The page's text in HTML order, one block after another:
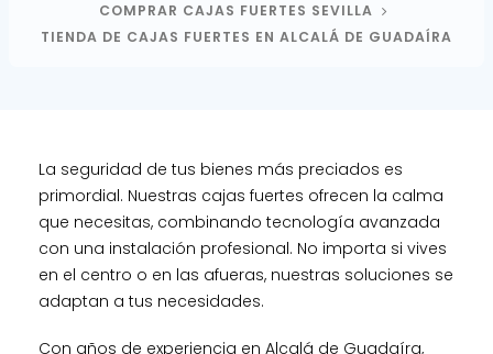
COMPRAR CAJAS FUERTES SEVILLA
TIENDA DE CAJAS FUERTES EN ALCALÁ DE GUADAÍRA
La seguridad de tus bienes más preciados es
primordial. Nuestras cajas fuertes ofrecen la calma
que necesitas, combinando tecnología avanzada
con una instalación profesional. No importa si vives
en el centro o en las afueras, nuestras soluciones se
adaptan a tus necesidades.
Con años de experiencia en Alcalá de Guadaíra,